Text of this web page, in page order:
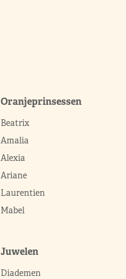
Oranjeprinsessen
Beatrix
Amalia
Alexia
Ariane
Laurentien
Mabel
Juwelen
Diademen